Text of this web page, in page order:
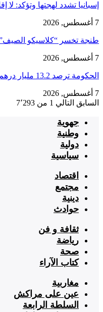
إسبانيا تشدد لهجتها وتؤكد: لا
7 أغسطس, 2026
طنجة تخسر “كلاسيكو
7 أغسطس, 2026
الحكومة ترصد 13.2 مليار درهم لدعم السكر والدقيق في مشروع…
7 أغسطس, 2026
السابق التالي 1 من 7٬293
جهوية
وطنية
دولية
سياسية
اقتصاد
مجتمع
دينية
حوادث
ثقافة و فن
رياضة
صحة
كتاب الآراء
مغاربية
عين على مراكش
السلطة الرابعة